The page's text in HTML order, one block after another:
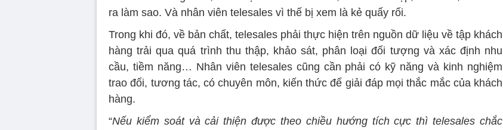
ra làm sao. Và nhân viên telesales vì thế bị xem là kẻ quấy rối.
Trong khi đó, về bản chất, telesales phải thực hiện trên nguồn dữ liệu về tập khách
hàng trải qua quá trình thu thập, khảo sát, phân loại đối tượng và xác định nhu
cầu, tiềm năng… Nhân viên telesales cũng cần phải có kỹ năng và kinh nghiệm
trao đổi, tương tác, có chuyên môn, kiến thức để giải đáp mọi thắc mắc của khách
hàng.
“Nếu kiểm soát và cải thiện được theo chiều hướng tích cực thì telesales chắc